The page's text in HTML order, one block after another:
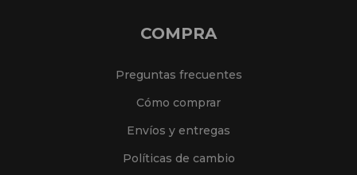
COMPRA
Preguntas frecuentes
Cómo comprar
Envíos y entregas
Políticas de cambio